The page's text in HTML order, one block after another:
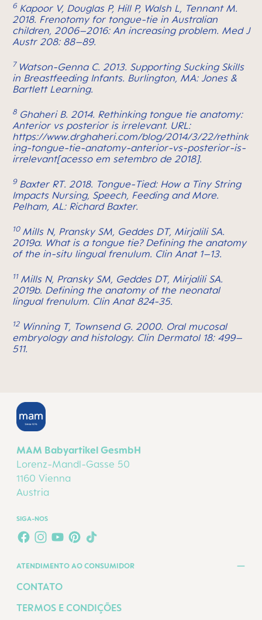
6 Kapoor V, Douglas P, Hill P, Walsh L, Tennant M.
2018. Frenotomy for tongue-tie in Australian
children, 2006–2016: An increasing problem. Med J
Austr 208: 88–89.
7 Watson-Genna C. 2013. Supporting Sucking Skills
in Breastfeeding Infants. Burlington, MA: Jones &
Bartlett Learning.
8 Ghaheri B. 2014. Rethinking tongue tie anatomy:
Anterior vs posterior is irrelevant. URL:
https://www.drghaheri.com/blog/2014/3/22/rethink
ing-tongue-tie-anatomy-anterior-vs-posterior-is-
irrelevant[acesso em setembro de 2018].
9 Baxter RT. 2018. Tongue-Tied: How a Tiny String
Impacts Nursing, Speech, Feeding and More.
Pelham, AL: Richard Baxter.
10 Mills N, Pransky SM, Geddes DT, Mirjalili SA.
2019a. What is a tongue tie? Defining the anatomy
of the in-situ lingual frenulum. Clin Anat 1–13.
11 Mills N, Pransky SM, Geddes DT, Mirjalili SA.
2019b. Defining the anatomy of the neonatal
lingual frenulum. Clin Anat 824-35.
12Winning T, Townsend G. 2000. Oral mucosal
embryology and histology. Clin Dermatol 18: 499–
511.
MAM Babyartikel GesmbH
Lorenz-Mandl-Gasse 50
1160 Vienna
Austria
SIGA-NOS
FACEBOOK
INSTAGRAM
YOUTUBE
PINTEREST
TIKTOK
ATENDIMENTO AO CONSUMIDOR
CONTATO
TERMOS E CONDIÇÕES